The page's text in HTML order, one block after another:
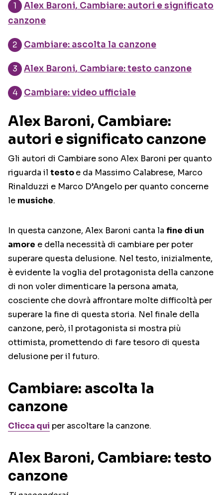
Alex Baroni, Cambiare: autori e significato
canzone
Cambiare: ascolta la canzone
Alex Baroni, Cambiare: testo canzone
Cambiare: video ufficiale
Alex Baroni, Cambiare:
autori e significato canzone
Gli autori di Cambiare sono Alex Baroni per quanto
riguarda il testoe da Massimo Calabrese, Marco
Rinalduzzi e Marco D’Angelo per quanto concerne
le musiche.
In questa canzone, Alex Baroni canta la fine di un
amore e della necessità di cambiare per poter
superare questa delusione. Nel testo, inizialmente,
è evidente la voglia del protagonista della canzone
di non voler dimenticare la persona amata,
cosciente che dovrà affrontare molte difficoltà per
superare la fine di questa storia. Nel finale della
canzone, però, il protagonista si mostra più
ottimista, promettendo di fare tesoro di questa
delusione per il futuro.
Cambiare: ascolta la
canzone
Clicca qui per ascoltare la canzone.
Alex Baroni, Cambiare: testo
canzone